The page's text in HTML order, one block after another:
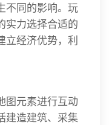
不同的影响。玩
实力选择合适的
立经济优势，利
图元素进行互动
建造建筑、采集